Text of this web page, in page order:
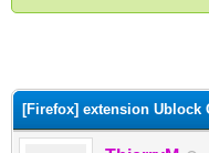
[Firefox] extension Ublock